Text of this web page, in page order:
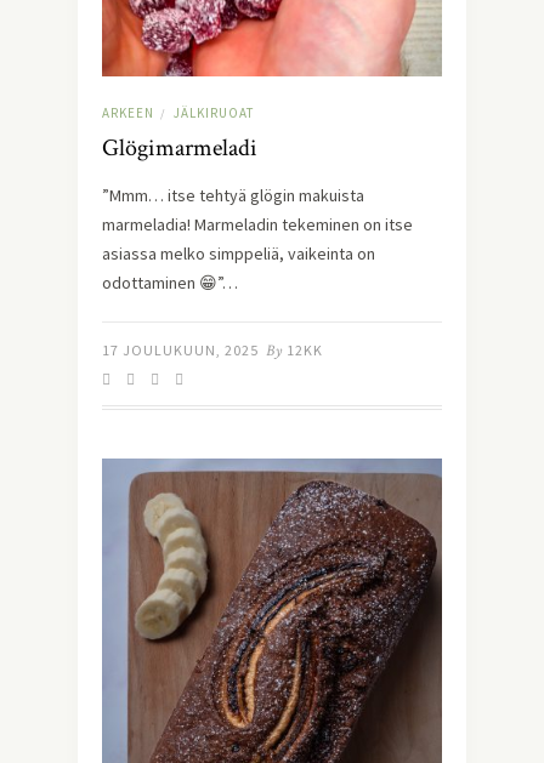
ARKEEN / JÄLKIRUOAT
Glögimarmeladi
”Mmm… itse tehtyä glögin makuista
marmeladia! Marmeladin tekeminen on itse
asiassa melko simppeliä, vaikeinta on
odottaminen 😁”…
17 JOULUKUUN, 2025 By 12KK